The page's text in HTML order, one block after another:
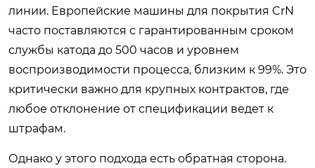
линии. Европейские машины для покрытия CrN
часто поставляются с гарантированным сроком
службы катода до 500 часов и уровнем
воспроизводимости процесса, близким к 99%. Это
критически важно для крупных контрактов, где
любое отклонение от спецификации ведет к
штрафам.
Однако у этого подхода есть обратная сторона.